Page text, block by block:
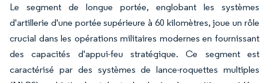
Le segment de longue portée, englobant les systèmes
d'artillerie d'une portée supérieure à 60 kilomètres, joue un rôle
crucial dans les opérations militaires modernes en fournissant
des capacités d'appui-feu stratégique. Ce segment est
caractérisé par des systèmes de lance-roquettes multiples